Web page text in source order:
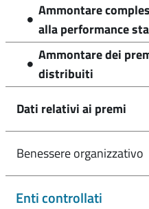
Ammontare
alla performance
Ammontare dei
distribuiti
Dati relativi ai premi
Benessere organizzativo
Enti controllati